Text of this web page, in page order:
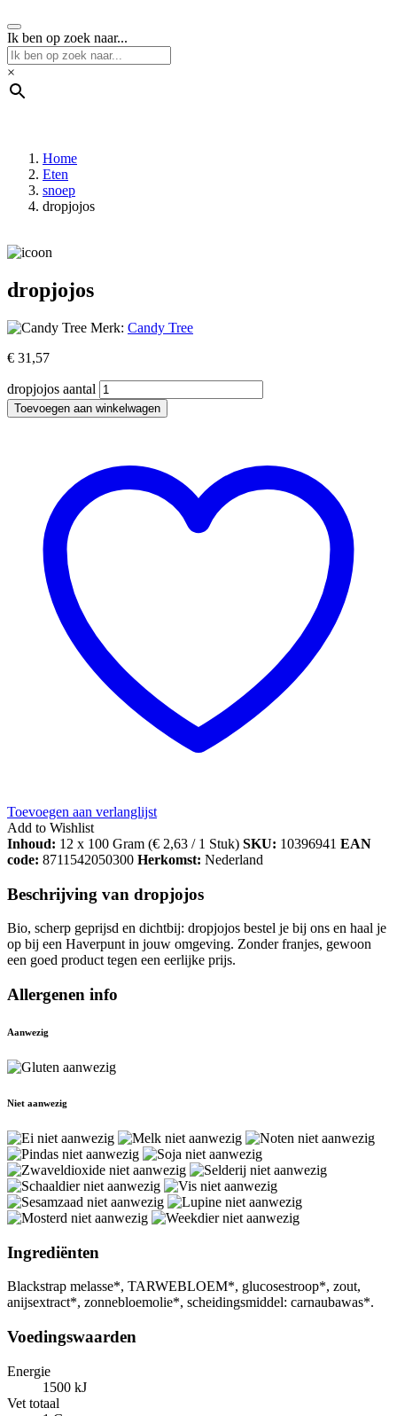
Ik ben op zoek naar...
×
Home
Eten
snoep
dropjojos
dropjojos
Merk: Candy Tree
€ 31,57
dropjojos aantal
Toevoegen aan winkelwagen
Toevoegen aan verlanglijst
Add to Wishlist
Inhoud: 12 x 100 Gram (€ 2,63 / 1 Stuk) SKU: 10396941 EAN
code: 8711542050300 Herkomst: Nederland
Beschrijving van dropjojos
Bio, scherp geprijsd en dichtbij: dropjojos bestel je bij ons en haal je
op bij een Haverpunt in jouw omgeving. Zonder franjes, gewoon
een goed product tegen een eerlijke prijs.
Allergenen info
Aanwezig
Niet aanwezig
Ingrediënten
Blackstrap melasse*, TARWEBLOEM*, glucosestroop*, zout,
anijsextract*, zonnebloemolie*, scheidingsmiddel: carnaubawas*.
Voedingswaarden
Energie
1500 kJ
Vet totaal